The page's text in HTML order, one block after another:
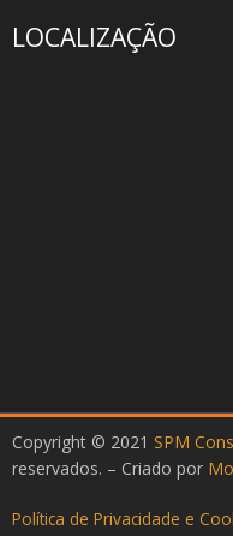
LOCALIZAÇÃO
Copyright © 2021 SPM
reservados. – Criado por
Política de Privacidade e